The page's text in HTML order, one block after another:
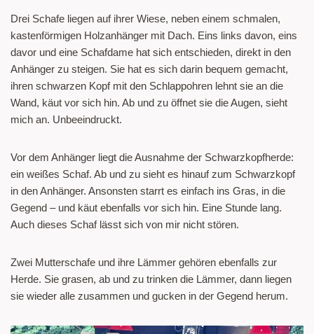
Drei Schafe liegen auf ihrer Wiese, neben einem schmalen,
kastenförmigen Holzanhänger mit Dach. Eins links davon, eins
davor und eine Schafdame hat sich entschieden, direkt in den
Anhänger zu steigen. Sie hat es sich darin bequem gemacht,
ihren schwarzen Kopf mit den Schlappohren lehnt sie an die
Wand, käut vor sich hin. Ab und zu öffnet sie die Augen, sieht
mich an. Unbeeindruckt.
Vor dem Anhänger liegt die Ausnahme der Schwarzkopfherde:
ein weißes Schaf. Ab und zu sieht es hinauf zum Schwarzkopf
in den Anhänger. Ansonsten starrt es einfach ins Gras, in die
Gegend – und käut ebenfalls vor sich hin. Eine Stunde lang.
Auch dieses Schaf lässt sich von mir nicht stören.
Zwei Mutterschafe und ihre Lämmer gehören ebenfalls zur
Herde. Sie grasen, ab und zu trinken die Lämmer, dann liegen
sie wieder alle zusammen und gucken in der Gegend herum.